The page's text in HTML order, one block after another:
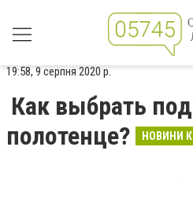
19:58, 9 серпня 2020 р.
Как выбрать
полотенце?
НОВИНИ